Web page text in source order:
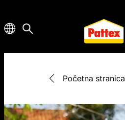
Početna stranica